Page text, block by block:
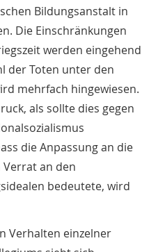
Bildungsanstalt in
Die Einschränkungen
werden eingehend
der Toten unter den
mehrfach hingewiesen.
als sollte dies gegen
die Anpassung an die
Verrat an den
bedeutete, wird
Verhalten einzelner